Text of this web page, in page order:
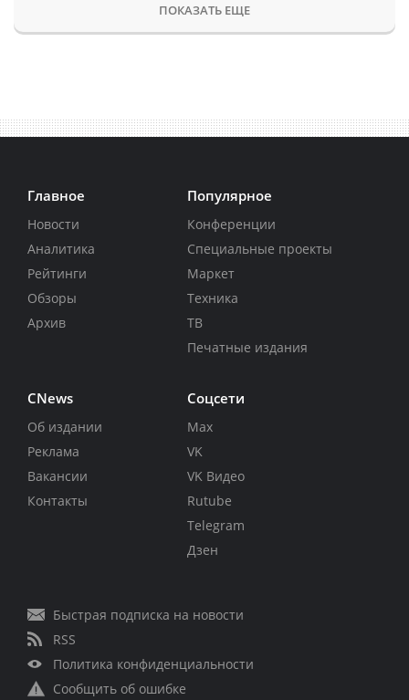
ПОКАЗАТЬ ЕЩЕ
Главное
Новости
Аналитика
Рейтинги
Обзоры
Архив
Популярное
Конференции
Специальные проекты
Маркет
Техника
ТВ
Печатные издания
CNews
Об издании
Реклама
Вакансии
Контакты
Соцсети
Max
VK
VK Видео
Rutube
Telegram
Дзен
Быстрая подписка на новости
RSS
Политика конфиденциальности
Сообщить об ошибке